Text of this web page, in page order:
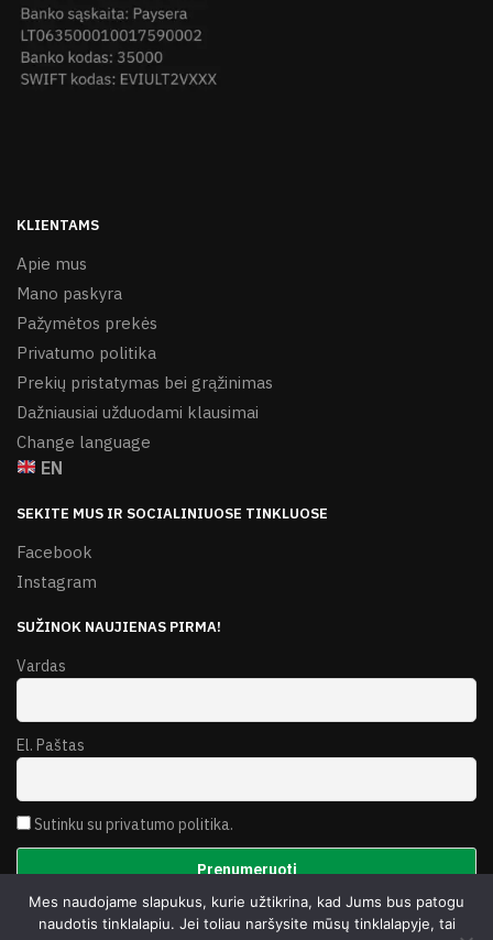
KLIENTAMS
Apie mus
Mano paskyra
Pažymėtos prekės
Privatumo politika
Prekių pristatymas bei grąžinimas
Dažniausiai užduodami klausimai
Change language
EN
SEKITE MUS IR SOCIALINIUOSE TINKLUOSE
Facebook
Instagram
SUŽINOK NAUJIENAS PIRMA!
Vardas
El. Paštas
Sutinku su privatumo politika.
© 2026. Be „Itališki siūlai“ sutikimo draudžiama kopijuoti ar
Mes naudojame slapukus, kurie užtikrina, kad Jums bus patogu
naudotis tinklalapiu. Jei toliau naršysite mūsų tinklalapyje, tai